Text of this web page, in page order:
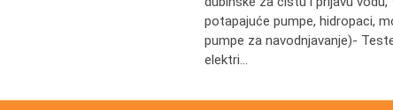
potapajuće pumpe, hidropaci,
pumpe za navodnjavanje)-
elektri...